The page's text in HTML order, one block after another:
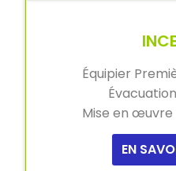
Équipier
Mise en
EN